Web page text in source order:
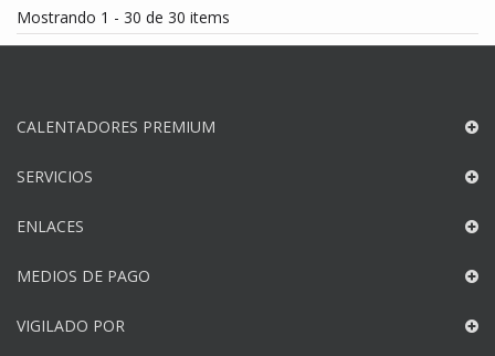
Mostrando 1 - 30 de 30 items
CALENTADORES PREMIUM
SERVICIOS
ENLACES
MEDIOS DE PAGO
VIGILADO POR